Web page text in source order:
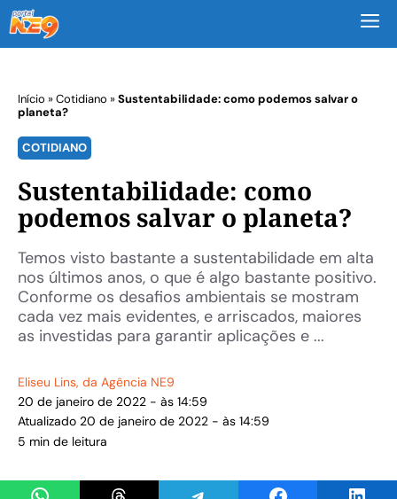
Início »Cotidiano »Sustentabilidade: como podemos salvar o
planeta?
COTIDIANO
Sustentabilidade: como
podemos salvar o planeta?
Temos visto bastante a sustentabilidade em alta
nos últimos anos, o que é algo bastante positivo.
Conforme os desafios ambientais se mostram
cada vez mais evidentes, e arriscados, maiores
as investidas para garantir aplicações e ...
Eliseu Lins, da Agência NE9
20 de janeiro de 2022 - às 14:59
Atualizado 20 de janeiro de 2022 - às 14:59
5 min de leitura
Share on WhatsAppShare on ThreadsShare on TelegramShare on Facebook